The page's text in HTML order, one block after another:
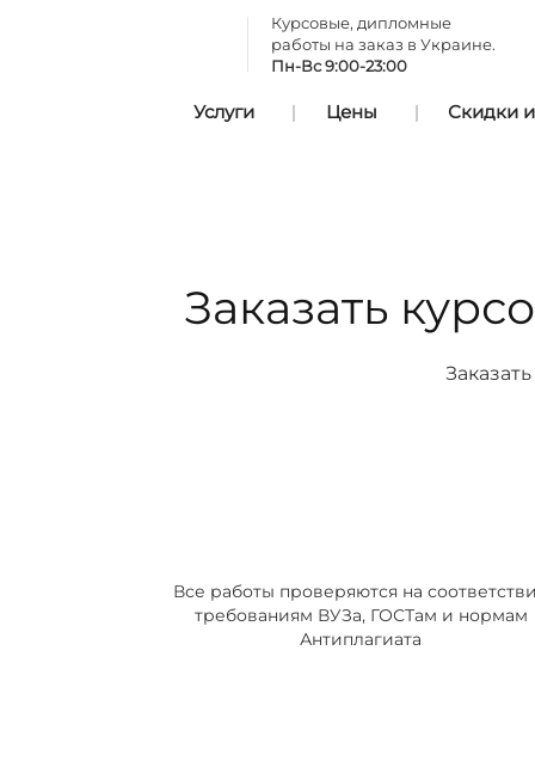
Курсовые, дипломные
работы на заказ в Украине.
Пн-Вс 9:00-23:00
Услуги Цены Скидки
Заказать
Все работы проверяются на
требованиям ВУЗа, ГОСТам и нормам
Антиплагиата